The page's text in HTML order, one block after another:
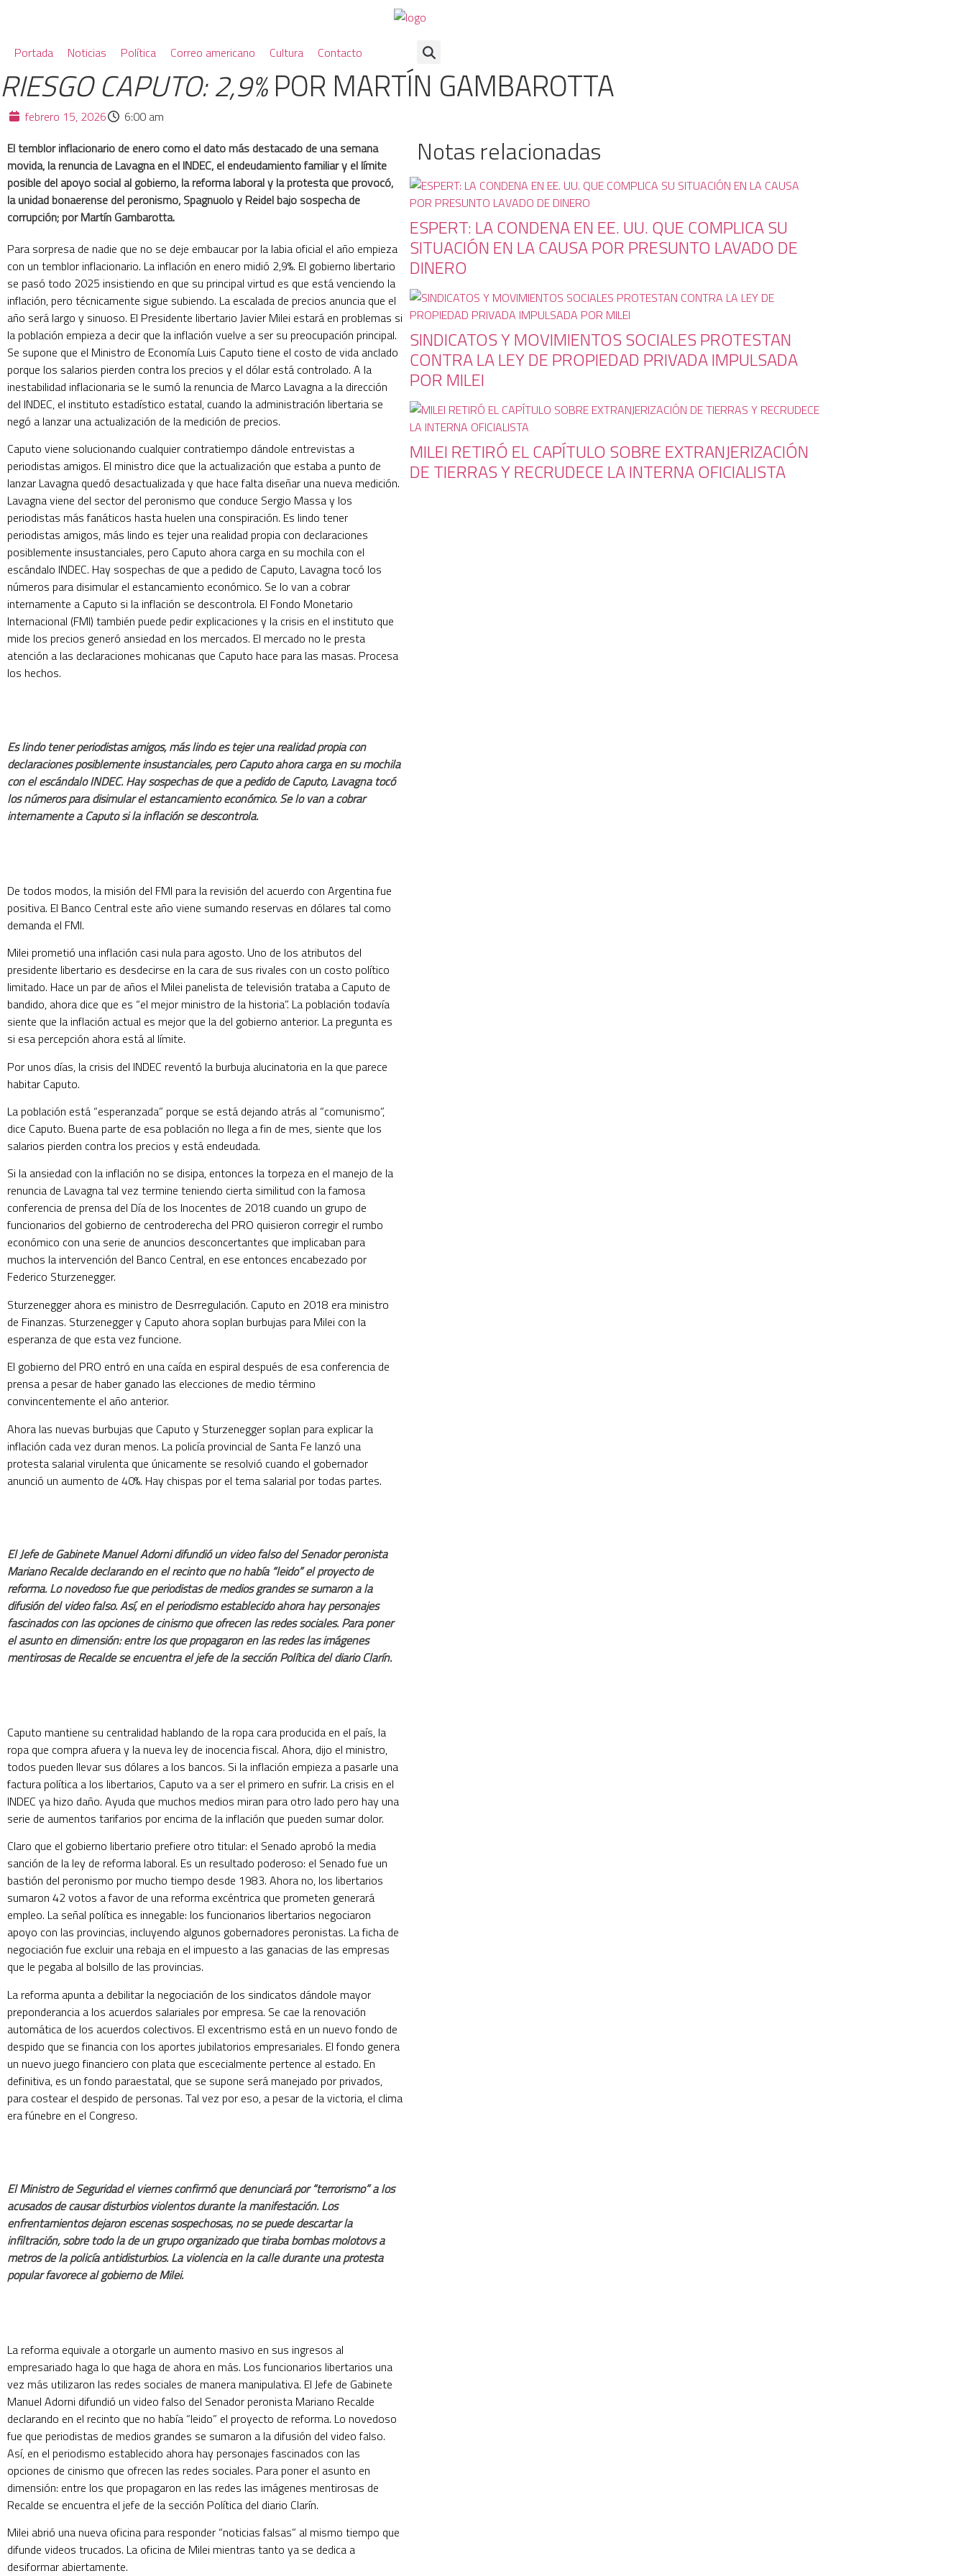
Portada Noticias Política Correo americano Cultura Contacto
RIESGO CAPUTO: 2,9%POR MARTÍN GAMBAROTTA
febrero 15, 2026
6:00 am
El temblor inflacionario de enero como el dato más destacado de una semana
movida, la renuncia de Lavagna en el INDEC, el endeudamiento familiar y el límite
posible del apoyo social al gobierno, la reforma laboral y la protesta que provocó,
la unidad bonaerense del peronismo, Spagnuolo y Reidel bajo sospecha de
corrupción; por Martín Gambarotta.
Para sorpresa de nadie que no se deje embaucar por la labia oficial el año empieza
con un temblor inflacionario. La inflación en enero midió 2,9%. El gobierno libertario
se pasó todo 2025 insistiendo en que su principal virtud es que está venciendo la
inflación, pero técnicamente sigue subiendo. La escalada de precios anuncia que el
año será largo y sinuoso. El Presidente libertario Javier Milei estará en problemas si
la población empieza a decir que la inflación vuelve a ser su preocupación principal.
Se supone que el Ministro de Economía Luis Caputo tiene el costo de vida anclado
porque los salarios pierden contra los precios y el dólar está controlado. A la
inestabilidad inflacionaria se le sumó la renuncia de Marco Lavagna a la dirección
del INDEC, el instituto estadístico estatal, cuando la administración libertaria se
negó a lanzar una actualización de la medición de precios.
Caputo viene solucionando cualquier contratiempo dándole entrevistas a
periodistas amigos. El ministro dice que la actualización que estaba a punto de
lanzar Lavagna quedó desactualizada y que hace falta diseñar una nueva medición.
Lavagna viene del sector del peronismo que conduce Sergio Massa y los
periodistas más fanáticos hasta huelen una conspiración. Es lindo tener
periodistas amigos, más lindo es tejer una realidad propia con declaraciones
posiblemente insustanciales, pero Caputo ahora carga en su mochila con el
escándalo INDEC. Hay sospechas de que a pedido de Caputo, Lavagna tocó los
números para disimular el estancamiento económico. Se lo van a cobrar
internamente a Caputo si la inflación se descontrola. El Fondo Monetario
Internacional (FMI) también puede pedir explicaciones y la crisis en el instituto que
mide los precios generó ansiedad en los mercados. El mercado no le presta
atención a las declaraciones mohicanas que Caputo hace para las masas. Procesa
los hechos.
Es lindo tener periodistas amigos, más lindo es tejer una realidad propia con
declaraciones posiblemente insustanciales, pero Caputo ahora carga en su mochila
con el escándalo INDEC. Hay sospechas de que a pedido de Caputo, Lavagna tocó
los números para disimular el estancamiento económico. Se lo van a cobrar
internamente a Caputo si la inflación se descontrola.
De todos modos, la misión del FMI para la revisión del acuerdo con Argentina fue
positiva. El Banco Central este año viene sumando reservas en dólares tal como
demanda el FMI.
Milei prometió una inflación casi nula para agosto. Uno de los atributos del
presidente libertario es desdecirse en la cara de sus rivales con un costo político
limitado. Hace un par de años el Milei panelista de televisión trataba a Caputo de
bandido, ahora dice que es “el mejor ministro de la historia”. La población todavía
siente que la inflación actual es mejor que la del gobierno anterior. La pregunta es
si esa percepción ahora está al límite.
Por unos días, la crisis del INDEC reventó la burbuja alucinatoria en la que parece
habitar Caputo.
La población está “esperanzada” porque se está dejando atrás al “comunismo”,
dice Caputo. Buena parte de esa población no llega a fin de mes, siente que los
salarios pierden contra los precios y está endeudada.
Si la ansiedad con la inflación no se disipa, entonces la torpeza en el manejo de la
renuncia de Lavagna tal vez termine teniendo cierta similitud con la famosa
conferencia de prensa del Día de los Inocentes de 2018 cuando un grupo de
funcionarios del gobierno de centroderecha del PRO quisieron corregir el rumbo
económico con una serie de anuncios desconcertantes que implicaban para
muchos la intervención del Banco Central, en ese entonces encabezado por
Federico Sturzenegger.
Sturzenegger ahora es ministro de Desrregulación. Caputo en 2018 era ministro
de Finanzas. Sturzenegger y Caputo ahora soplan burbujas para Milei con la
esperanza de que esta vez funcione.
El gobierno del PRO entró en una caída en espiral después de esa conferencia de
prensa a pesar de haber ganado las elecciones de medio término
convincentemente el año anterior.
Ahora las nuevas burbujas que Caputo y Sturzenegger soplan para explicar la
inflación cada vez duran menos. La policía provincial de Santa Fe lanzó una
protesta salarial virulenta que únicamente se resolvió cuando el gobernador
anunció un aumento de 40%. Hay chispas por el tema salarial por todas partes.
El Jefe de Gabinete Manuel Adorni difundió un video falso del Senador peronista
Mariano Recalde declarando en el recinto que no había “leido” el proyecto de
reforma. Lo novedoso fue que periodistas de medios grandes se sumaron a la
difusión del video falso. Así, en el periodismo establecido ahora hay personajes
fascinados con las opciones de cinismo que ofrecen las redes sociales. Para poner
el asunto en dimensión: entre los que propagaron en las redes las imágenes
mentirosas de Recalde se encuentra el jefe de la sección Política del diario Clarín.
Caputo mantiene su centralidad hablando de la ropa cara producida en el país, la
ropa que compra afuera y la nueva ley de inocencia fiscal. Ahora, dijo el ministro,
todos pueden llevar sus dólares a los bancos. Si la inflación empieza a pasarle una
factura política a los libertarios, Caputo va a ser el primero en sufrir. La crisis en el
INDEC ya hizo daño. Ayuda que muchos medios miran para otro lado pero hay una
serie de aumentos tarifarios por encima de la inflación que pueden sumar dolor.
Claro que el gobierno libertario prefiere otro titular: el Senado aprobó la media
sanción de la ley de reforma laboral. Es un resultado poderoso: el Senado fue un
bastión del peronismo por mucho tiempo desde 1983. Ahora no, los libertarios
sumaron 42 votos a favor de una reforma excéntrica que prometen generará
empleo. La señal política es innegable: los funcionarios libertarios negociaron
apoyo con las provincias, incluyendo algunos gobernadores peronistas. La ficha de
negociación fue excluir una rebaja en el impuesto a las ganacias de las empresas
que le pegaba al bolsillo de las provincias.
La reforma apunta a debilitar la negociación de los sindicatos dándole mayor
preponderancia a los acuerdos salariales por empresa. Se cae la renovación
automática de los acuerdos colectivos. El excentrismo está en un nuevo fondo de
despido que se financia con los aportes jubilatorios empresariales. El fondo genera
un nuevo juego financiero con plata que escecialmente pertence al estado. En
definitiva, es un fondo paraestatal, que se supone será manejado por privados,
para costear el despido de personas. Tal vez por eso, a pesar de la victoria, el clima
era fúnebre en el Congreso.
El Ministro de Seguridad el viernes confirmó que denunciará por “terrorismo” a los
acusados de causar disturbios violentos durante la manifestación. Los
enfrentamientos dejaron escenas sospechosas, no se puede descartar la
infiltración, sobre todo la de un grupo organizado que tiraba bombas molotovs a
metros de la policía antidisturbios. La violencia en la calle durante una protesta
popular favorece al gobierno de Milei.
La reforma equivale a otorgarle un aumento masivo en sus ingresos al
empresariado haga lo que haga de ahora en más. Los funcionarios libertarios una
vez más utilizaron las redes sociales de manera manipulativa. El Jefe de Gabinete
Manuel Adorni difundió un video falso del Senador peronista Mariano Recalde
declarando en el recinto que no había “leido” el proyecto de reforma. Lo novedoso
fue que periodistas de medios grandes se sumaron a la difusión del video falso.
Así, en el periodismo establecido ahora hay personajes fascinados con las
opciones de cinismo que ofrecen las redes sociales. Para poner el asunto en
dimensión: entre los que propagaron en las redes las imágenes mentirosas de
Recalde se encuentra el jefe de la sección Política del diario Clarín.
Milei abrió una nueva oficina para responder “noticias falsas” al mismo tiempo que
difunde videos trucados. La oficina de Milei mientras tanto ya se dedica a
desiformar abiertamente.
Notas relacionadas
ESPERT: LA CONDENA EN EE. UU. QUE COMPLICA SU
SITUACIÓN EN LA CAUSA POR PRESUNTO LAVADO DE
DINERO
SINDICATOS Y MOVIMIENTOS SOCIALES PROTESTAN
CONTRA LA LEY DE PROPIEDAD PRIVADA IMPULSADA
POR MILEI
MILEI RETIRÓ EL CAPÍTULO SOBRE EXTRANJERIZACIÓN
DE TIERRAS Y RECRUDECE LA INTERNA OFICIALISTA